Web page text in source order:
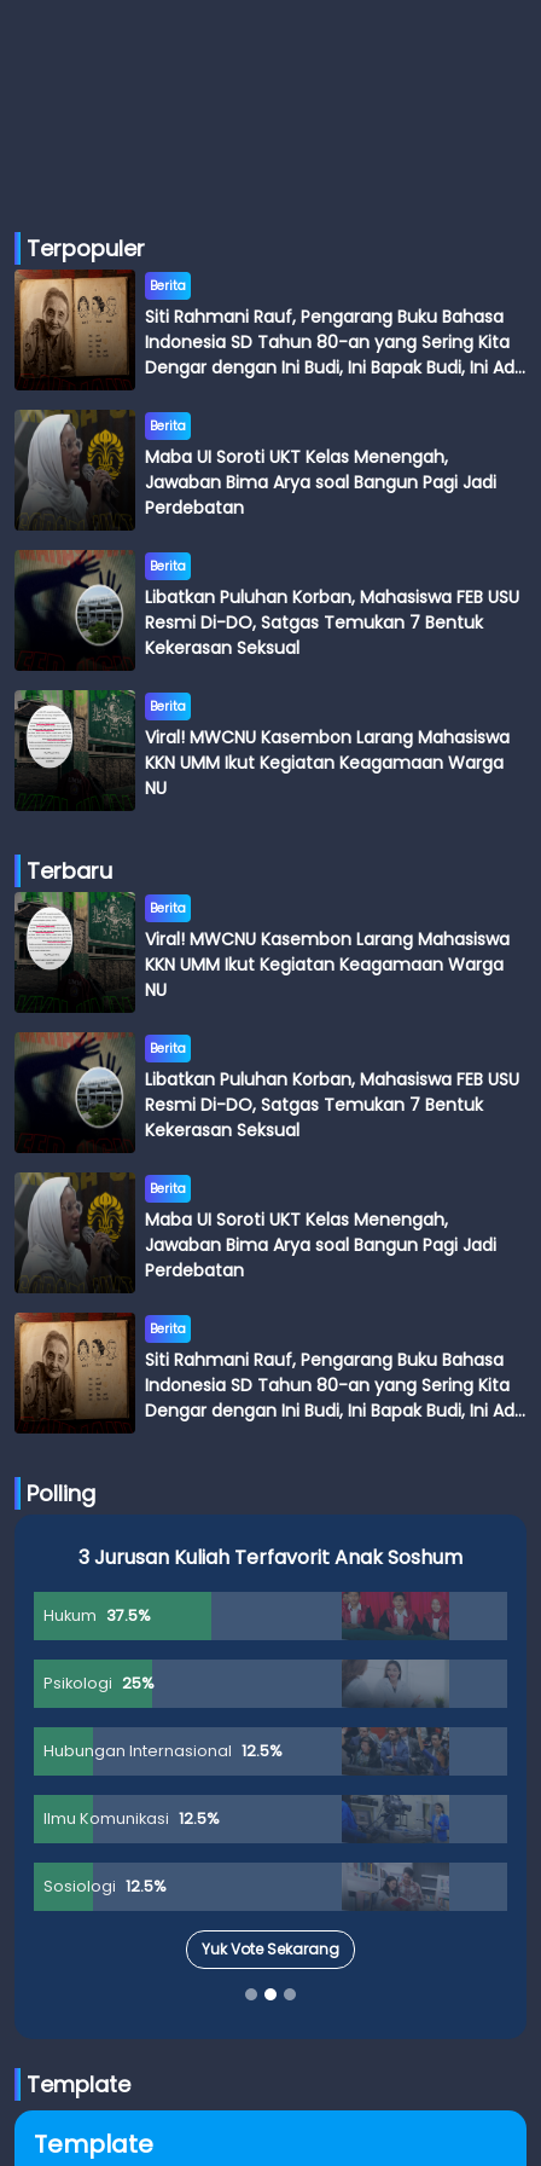
Terpopuler
Berita
Siti Rahmani Rauf, Pengarang Buku Bahasa
Indonesia SD Tahun 80-an yang Sering Kita
Dengar dengan Ini Budi, Ini Bapak Budi, Ini Adik
Berita
Maba UI Soroti UKT Kelas Menengah,
Jawaban Bima Arya soal Bangun Pagi Jadi
Perdebatan
Berita
Libatkan Puluhan Korban, Mahasiswa FEB USU
Resmi Di-DO, Satgas Temukan 7 Bentuk
Kekerasan Seksual
Berita
Viral! MWCNU Kasembon Larang Mahasiswa
KKN UMM Ikut Kegiatan Keagamaan Warga
NU
Terbaru
Berita
Viral! MWCNU Kasembon Larang Mahasiswa
KKN UMM Ikut Kegiatan Keagamaan Warga
NU
Berita
Libatkan Puluhan Korban, Mahasiswa FEB USU
Resmi Di-DO, Satgas Temukan 7 Bentuk
Kekerasan Seksual
Berita
Maba UI Soroti UKT Kelas Menengah,
Jawaban Bima Arya soal Bangun Pagi Jadi
Perdebatan
Berita
Siti Rahmani Rauf, Pengarang Buku Bahasa
Indonesia SD Tahun 80-an yang Sering Kita
Dengar dengan Ini Budi, Ini Bapak Budi, Ini Adik
Polling
3 Jurusan Kuliah Terfavorit Anak Soshum
Hukum 37.5%
Psikologi 25%
Hubungan Internasional 12.5%
Ilmu Komunikasi 12.5%
Sosiologi 12.5%
Yuk Vote Sekarang
Template
Template